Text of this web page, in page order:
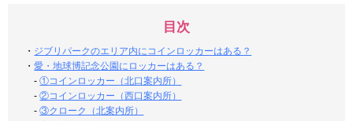
目次
・ ジブリパークのエリア内にコインロッカーはある？
・愛・地球博記念公園にロッカーはある？
-①コインロッカー（北口案内所）
-②コインロッカー（西口案内所）
-③クローク（北案内所）